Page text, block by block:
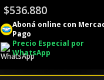
$536.880
Aboná online con
Pago
Precio Especial por
WhatsApp